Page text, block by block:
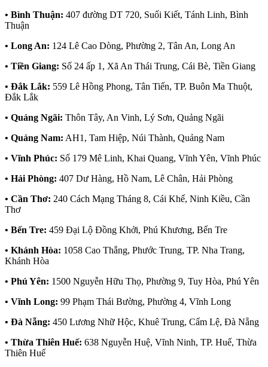
• Bình Thuận: 407 đường DT 720, Suối Kiết, Tánh Linh, Bình
Thuận
• Long An: 124 Lê Cao Dòng, Phường 2, Tân An, Long An
• Tiền Giang: Số 24 ấp 1, Xã An Thái Trung, Cái Bè, Tiền Giang
• Đắk Lắk: 559 Lê Hồng Phong, Tân Tiến, TP. Buôn Ma Thuột,
Đắk Lắk
• Quảng Ngãi: Thôn Tây, An Vinh, Lý Sơn, Quảng Ngãi
• Quảng Nam: AH1, Tam Hiệp, Núi Thành, Quảng Nam
• Vĩnh Phúc: Số 179 Mê Linh, Khai Quang, Vĩnh Yên, Vĩnh Phúc
• Hải Phòng: 407 Dư Hàng, Hồ Nam, Lê Chân, Hải Phòng
• Cần Thơ: 240 Cách Mạng Tháng 8, Cái Khế, Ninh Kiều, Cần
Thơ
• Bến Tre: 459 Đại Lộ Đồng Khởi, Phú Khương, Bến Tre
• Khánh Hòa: 1058 Cao Thắng, Phước Trung, TP. Nha Trang,
Khánh Hòa
• Phú Yên: 1500 Nguyễn Hữu Thọ, Phường 9, Tuy Hòa, Phú Yên
• Vĩnh Long: 99 Phạm Thái Bường, Phường 4, Vĩnh Long
• Đà Nẵng: 450 Lương Nhữ Hộc, Khuê Trung, Cẩm Lệ, Đà Nẵng
• Thừa Thiên Huế: 638 Nguyễn Huệ, Vĩnh Ninh, TP. Huế, Thừa
Thiên Huế